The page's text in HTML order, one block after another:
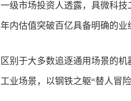
一级市场投资人透露，具微科技
年内估值突破百亿具备明确的业
区别于大多数追逐通用场景的
工业场景，以钢铁之躯“替人冒险